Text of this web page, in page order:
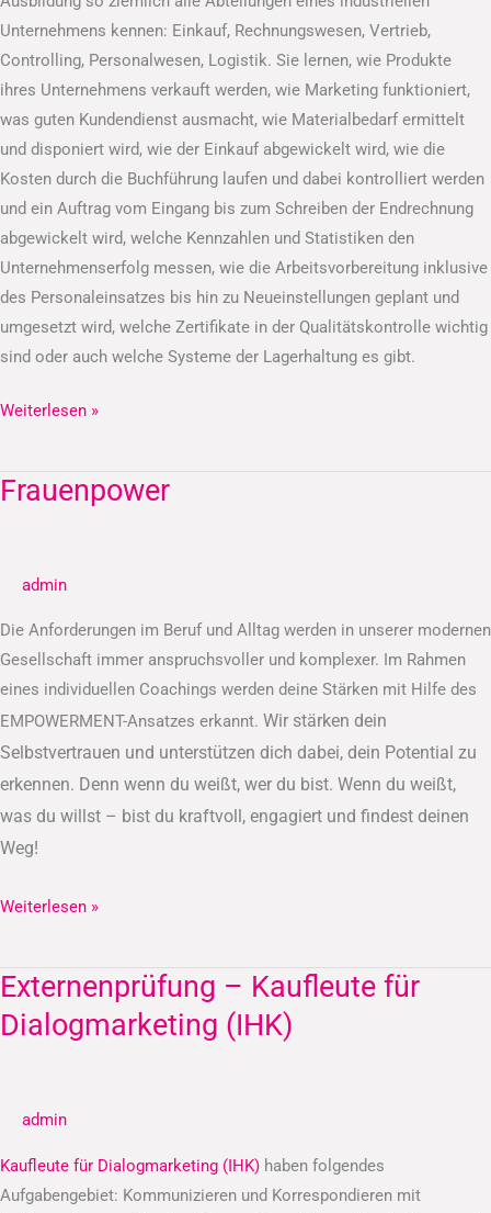
Unternehmens kennen: Einkauf, Rechnungswesen, Vertrieb,
Controlling, Personalwesen, Logistik. Sie lernen, wie Produkte
ihres Unternehmens verkauft werden, wie Marketing funktioniert,
was guten Kundendienst ausmacht, wie Materialbedarf ermittelt
und disponiert wird, wie der Einkauf abgewickelt wird, wie die
Kosten durch die Buchführung laufen und dabei kontrolliert werden
und ein Auftrag vom Eingang bis zum Schreiben der Endrechnung
abgewickelt wird, welche Kennzahlen und Statistiken den
Unternehmenserfolg messen, wie die Arbeitsvorbereitung inklusive
des Personaleinsatzes bis hin zu Neueinstellungen geplant und
umgesetzt wird, welche Zertifikate in der Qualitätskontrolle wichtig
sind oder auch welche Systeme der Lagerhaltung es gibt.
Weiterlesen »
Frauenpower
admin
Die Anforderungen im Beruf und Alltag werden in unserer modernen
Gesellschaft immer anspruchsvoller und komplexer. Im Rahmen
eines individuellen Coachings werden deine Stärken mit Hilfe des
EMPOWERMENT-Ansatzes erkannt. Wir stärken dein
Selbstvertrauen und unterstützen dich dabei, dein Potential zu
erkennen. Denn wenn du weißt, wer du bist. Wenn du weißt,
was du willst – bist du kraftvoll, engagiert und findest deinen
Weg!
Frauenpower
Weiterlesen »
Externenprüfung – Kaufleute für
Dialogmarketing (IHK)
admin
Kaufleute für Dialogmarketing (IHK) haben folgendes
Aufgabengebiet: Kommunizieren und Korrespondieren mit
Externenprüfung
–
Kaufleute
(IHK)